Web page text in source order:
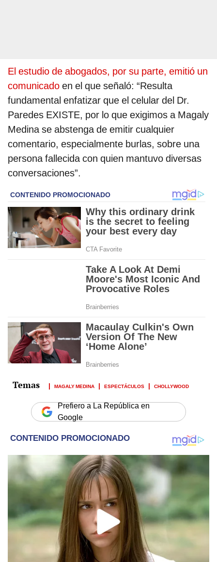
El estudio de abogados, por su parte, emitió un
comunicado en el que señaló: “Resulta
fundamental enfatizar que el celular del Dr.
Paredes EXISTE, por lo que exigimos a Magaly
Medina se abstenga de emitir cualquier
comentario, especialmente burlas, sobre una
persona fallecida con quien mantuvo diversas
conversaciones”.
MAGALY MEDINA ESPECTÁCULOS CHOLLYWOOD
Prefiero a La República en
Google